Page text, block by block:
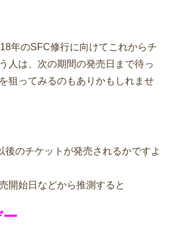
年のSFC修行に向けてこれからチ
人は、次の期間の発売日まで待っ
狙ってみるのもありかもしれませ
後のチケットが発売されるかですよ
開始日などから推測すると